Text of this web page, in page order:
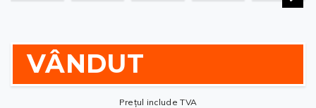
VÂNDUT
Prețul include TVA